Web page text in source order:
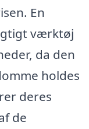
En
værktøj
da den
holdes
deres
de